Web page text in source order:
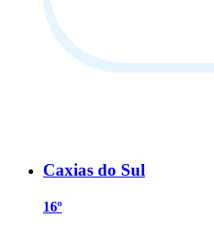
Caxias do Sul
16º